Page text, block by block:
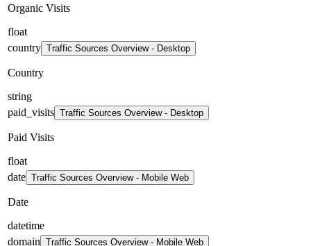
Organic Visits
float
country Traffic Sources Overview - Desktop
Country
string
paid_visits Traffic Sources Overview - Desktop
Paid Visits
float
date Traffic Sources Overview - Mobile Web
Date
datetime
domain Traffic Sources Overview - Mobile Web